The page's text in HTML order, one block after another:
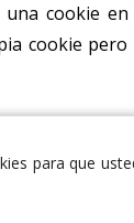
para que
cookie
cookie pero